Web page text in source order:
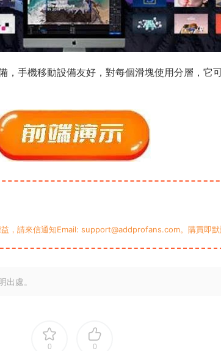
手機移動設備友好，對每個滑塊使用分層，它
，請來信通知Email: support@addprofans.com。購買即
出處。
0 0